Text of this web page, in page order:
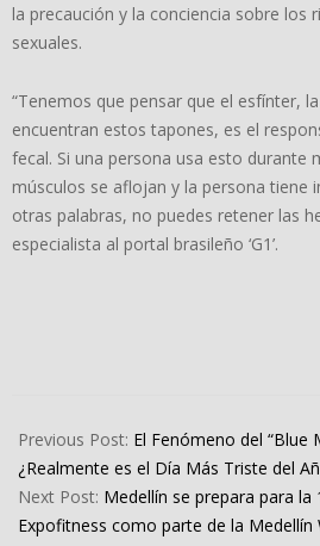
la precaución y la conciencia sobre los
sexuales.
“Tenemos que pensar que el esfínter,
encuentran estos tapones, es el
fecal. Si una persona usa esto durante
músculos se aflojan y la persona tiene
otras palabras, no puedes retener las
especialista al portal brasileño ‘G1’.
01-
21
Previous Post: El Fenómeno del “Blue
¿Realmente es el Día Más Triste del
Next Post: Medellín se prepara para la
Expofitness como parte de la Medellín